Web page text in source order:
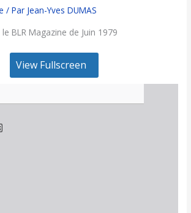
/ Par Jean-Yves DUMAS
BLR Magazine de Juin 1979
View Fullscreen